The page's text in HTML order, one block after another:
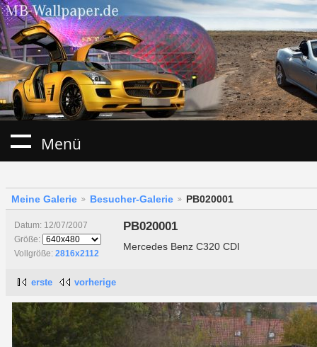
Menü
Meine Galerie Besucher-Galerie PB020001
Datum: 12/07/2007
Größe:
Vollgröße: 2816x2112
PB020001
Mercedes Benz C320 CDI
erste vorherige